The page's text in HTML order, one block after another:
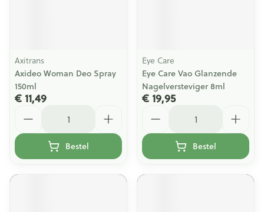
Axitrans
Axideo Woman Deo Spray
150ml
€ 11,49
Bestel
Eye Care
Eye Care Vao Glanzende
Nagelversteviger 8ml
€ 19,95
Bestel